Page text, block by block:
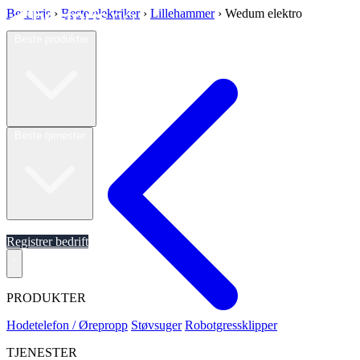
Registrer bedrift
PRODUKTER
Hodetelefon / Ørepropp Støvsuger Robotgressklipper
TJENESTER
Best pris › Beste elektriker › Lillehammer › Wedum elektro